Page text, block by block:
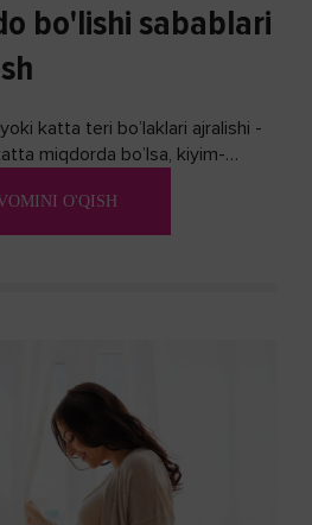
bo'lishi sabablari
katta teri bo’laklari ajralishi -
miqdorda bo’lsa, kiyim-
O'QISH